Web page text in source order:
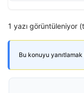
1 yazı görüntüleniyor
Bu konuyu yanıtlamak